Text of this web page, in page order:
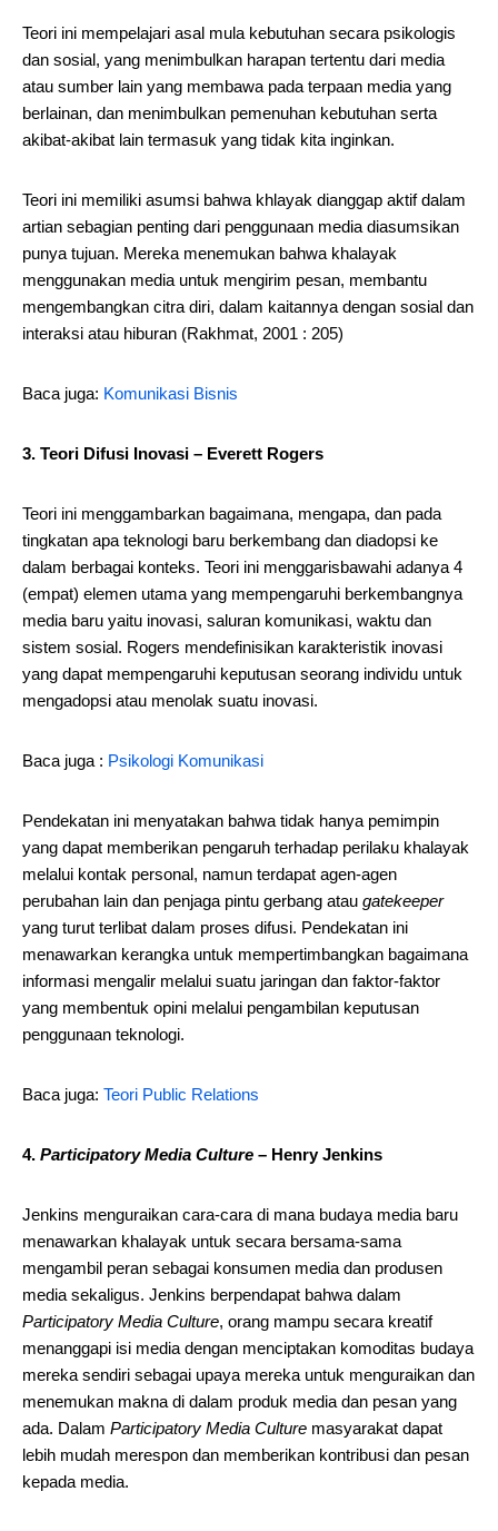
Teori ini mempelajari asal mula kebutuhan secara psikologis
dan sosial, yang menimbulkan harapan tertentu dari media
atau sumber lain yang membawa pada terpaan media yang
berlainan, dan menimbulkan pemenuhan kebutuhan serta
akibat-akibat lain termasuk yang tidak kita inginkan.
Teori ini memiliki asumsi bahwa khlayak dianggap aktif dalam
artian sebagian penting dari penggunaan media diasumsikan
punya tujuan. Mereka menemukan bahwa khalayak
menggunakan media untuk mengirim pesan, membantu
mengembangkan citra diri, dalam kaitannya dengan sosial dan
interaksi atau hiburan (Rakhmat, 2001 : 205)
Baca juga: Komunikasi Bisnis
3. Teori Difusi Inovasi – Everett Rogers
Teori ini menggambarkan bagaimana, mengapa, dan pada
tingkatan apa teknologi baru berkembang dan diadopsi ke
dalam berbagai konteks. Teori ini menggarisbawahi adanya 4
(empat) elemen utama yang mempengaruhi berkembangnya
media baru yaitu inovasi, saluran komunikasi, waktu dan
sistem sosial. Rogers mendefinisikan karakteristik inovasi
yang dapat mempengaruhi keputusan seorang individu untuk
mengadopsi atau menolak suatu inovasi.
Baca juga : Psikologi Komunikasi
Pendekatan ini menyatakan bahwa tidak hanya pemimpin
yang dapat memberikan pengaruh terhadap perilaku khalayak
melalui kontak personal, namun terdapat agen-agen
perubahan lain dan penjaga pintu gerbang atau gatekeeper
yang turut terlibat dalam proses difusi. Pendekatan ini
menawarkan kerangka untuk mempertimbangkan bagaimana
informasi mengalir melalui suatu jaringan dan faktor-faktor
yang membentuk opini melalui pengambilan keputusan
penggunaan teknologi.
Baca juga: Teori Public Relations
4. Participatory Media Culture – Henry Jenkins
Jenkins menguraikan cara-cara di mana budaya media baru
menawarkan khalayak untuk secara bersama-sama
mengambil peran sebagai konsumen media dan produsen
media sekaligus. Jenkins berpendapat bahwa dalam
Participatory Media Culture, orang mampu secara kreatif
menanggapi isi media dengan menciptakan komoditas budaya
mereka sendiri sebagai upaya mereka untuk menguraikan dan
menemukan makna di dalam produk media dan pesan yang
ada. Dalam Participatory Media Culture masyarakat dapat
lebih mudah merespon dan memberikan kontribusi dan pesan
kepada media.